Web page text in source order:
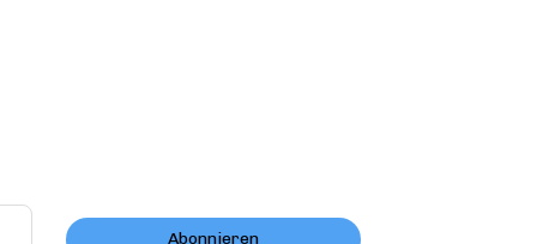
Abonnieren